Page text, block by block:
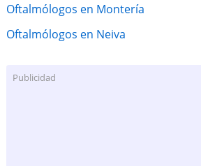
Oftalmólogos en Montería
Oftalmólogos en Neiva
Publicidad